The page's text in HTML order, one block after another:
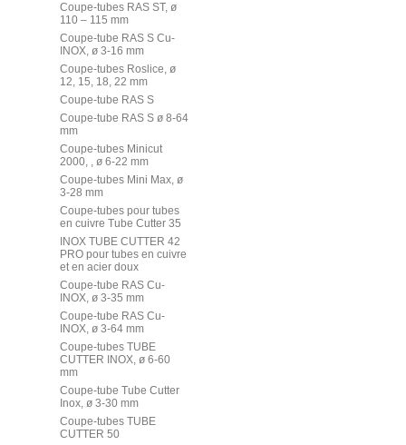
Coupe-tubes RAS ST, ø
110 – 115 mm
Coupe-tube RAS S Cu-
INOX, ø 3-16 mm
Coupe-tubes Roslice, ø
12, 15, 18, 22 mm
Coupe-tube RAS S
Coupe-tube RAS S ø 8-64
mm
Coupe-tubes Minicut
2000, , ø 6-22 mm
Coupe-tubes Mini Max, ø
3-28 mm
Coupe-tubes pour tubes
en cuivre Tube Cutter 35
INOX TUBE CUTTER 42
PRO pour tubes en cuivre
et en acier doux
Coupe-tube RAS Cu-
INOX, ø 3-35 mm
Coupe-tube RAS Cu-
INOX, ø 3-64 mm
Coupe-tubes TUBE
CUTTER INOX, ø 6-60
mm
Coupe-tube Tube Cutter
Inox, ø 3-30 mm
Coupe-tubes TUBE
CUTTER 50